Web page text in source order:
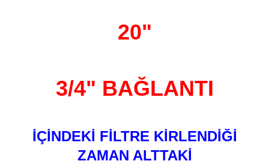
20"
3/4" BAĞLANTI
İÇİNDEKİ FİLTRE KİRLENDİĞİ
ZAMAN ALTTAKİ